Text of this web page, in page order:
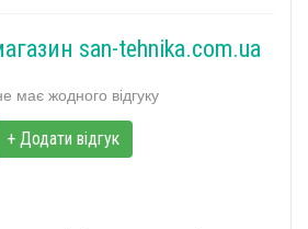
san-tehnika.com.ua
має жодного відгуку
+ Додати відгук